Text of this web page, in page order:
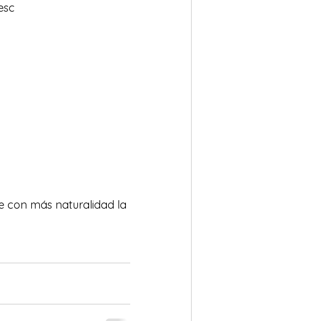
con más naturalidad la